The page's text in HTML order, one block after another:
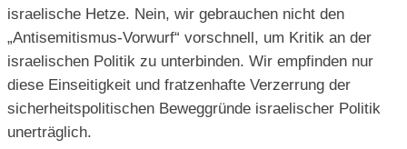
israelische Hetze. Nein, wir gebrauchen nicht den
„Antisemitismus-Vorwurf“ vorschnell, um Kritik an der
israelischen Politik zu unterbinden. Wir empfinden nur
diese Einseitigkeit und fratzenhafte Verzerrung der
sicherheitspolitischen Beweggründe israelischer Politik
unerträglich.